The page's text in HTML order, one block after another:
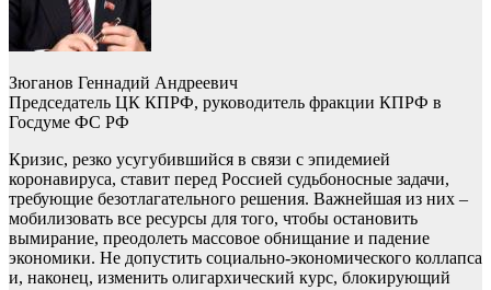
Зюганов Геннадий Андреевич
Председатель ЦК КПРФ, руководитель фракции КПРФ в
Госдуме ФС РФ
Кризис, резко усугубившийся в связи с эпидемией
коронавируса, ставит перед Россией судьбоносные задачи,
требующие безотлагательного решения. Важнейшая из них –
мобилизовать все ресурсы для того, чтобы остановить
вымирание, преодолеть массовое обнищание и падение
экономики. Не допустить социально-экономического коллапса
и, наконец, изменить олигархический курс, блокирующий